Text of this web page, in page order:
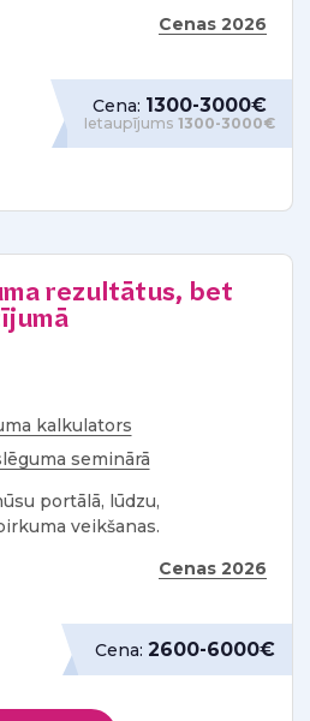
Cenas 2026
Cena: 1300-3000€
Ietaupījums 1300-3000€
rezultātus, bet
kalkulators
seminārā
portālā, lūdzu,
veikšanas.
Cenas 2026
Cena: 2600-6000€